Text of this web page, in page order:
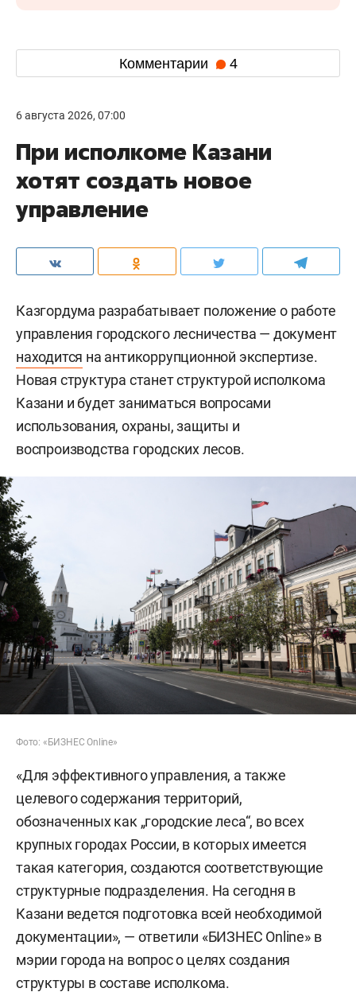
Комментарии 4
6 августа 2026, 07:00
При исполкоме Казани
хотят создать новое
управление
Казгордума разрабатывает положение о работе
управления городского лесничества — документ
находится на антикоррупционной экспертизе.
Новая структура станет структурой исполкома
Казани и будет заниматься вопросами
использования, охраны, защиты и
воспроизводства городских лесов.
Фото: «БИЗНЕС Online»
«Для эффективного управления, а также
целевого содержания территорий,
обозначенных как „городские леса“, во всех
крупных городах России, в которых имеется
такая категория, создаются соответствующие
структурные подразделения. На сегодня в
Казани ведется подготовка всей необходимой
документации», — ответили «БИЗНЕС Online» в
мэрии города на вопрос о целях создания
структуры в составе исполкома.